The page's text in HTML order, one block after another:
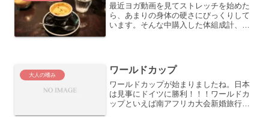
最近ヨガ動画を見てストレッチを始めた
ら、あまりの身体の硬さにびっくりして
います。そんな中購入した体組成計、ま
大人の嗜み ワールドカップ
ワールドカップが始まりましたね。日本
は見事にドイツに勝利！！！ワールドカ
ップといえば南アフリカ大会新婚旅行で